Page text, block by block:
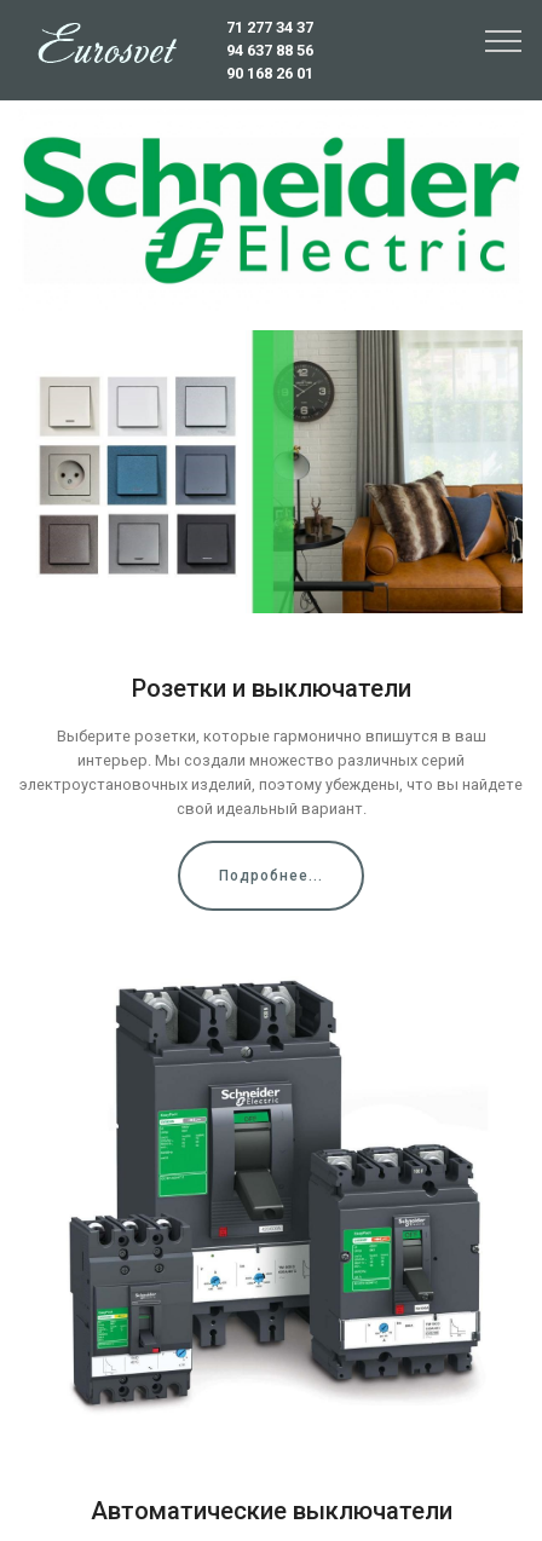
71 277 34 37
94 637 88 56
90 168 26 01
Розетки и выключатели
Выберите розетки, которые гармонично впишутся в ваш
интерьер. Мы создали множество различных серий
электроустановочных изделий, поэтому убеждены, что вы найдете
свой ​​идеальный вариант.
Подробнее...
Автоматические выключатели